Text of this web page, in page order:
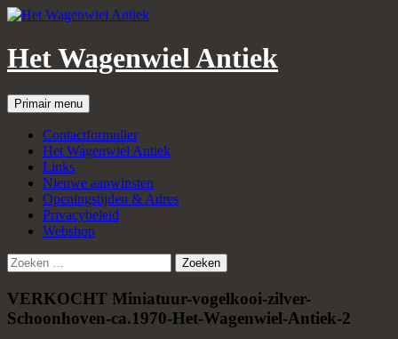
Het Wagenwiel Antiek
Zoeken
Primair menu
naar
inhoud
Contactformulier
Het Wagenwiel Antiek
Links
Nieuwe aanwinsten
Openingstijden & Adres
Privacybeleid
Webshop
Zoeken
naar:
VERKOCHT Miniatuur-vogelkooi-zilver-
Schoonhoven-ca.1970-Het-Wagenwiel-Antiek-2